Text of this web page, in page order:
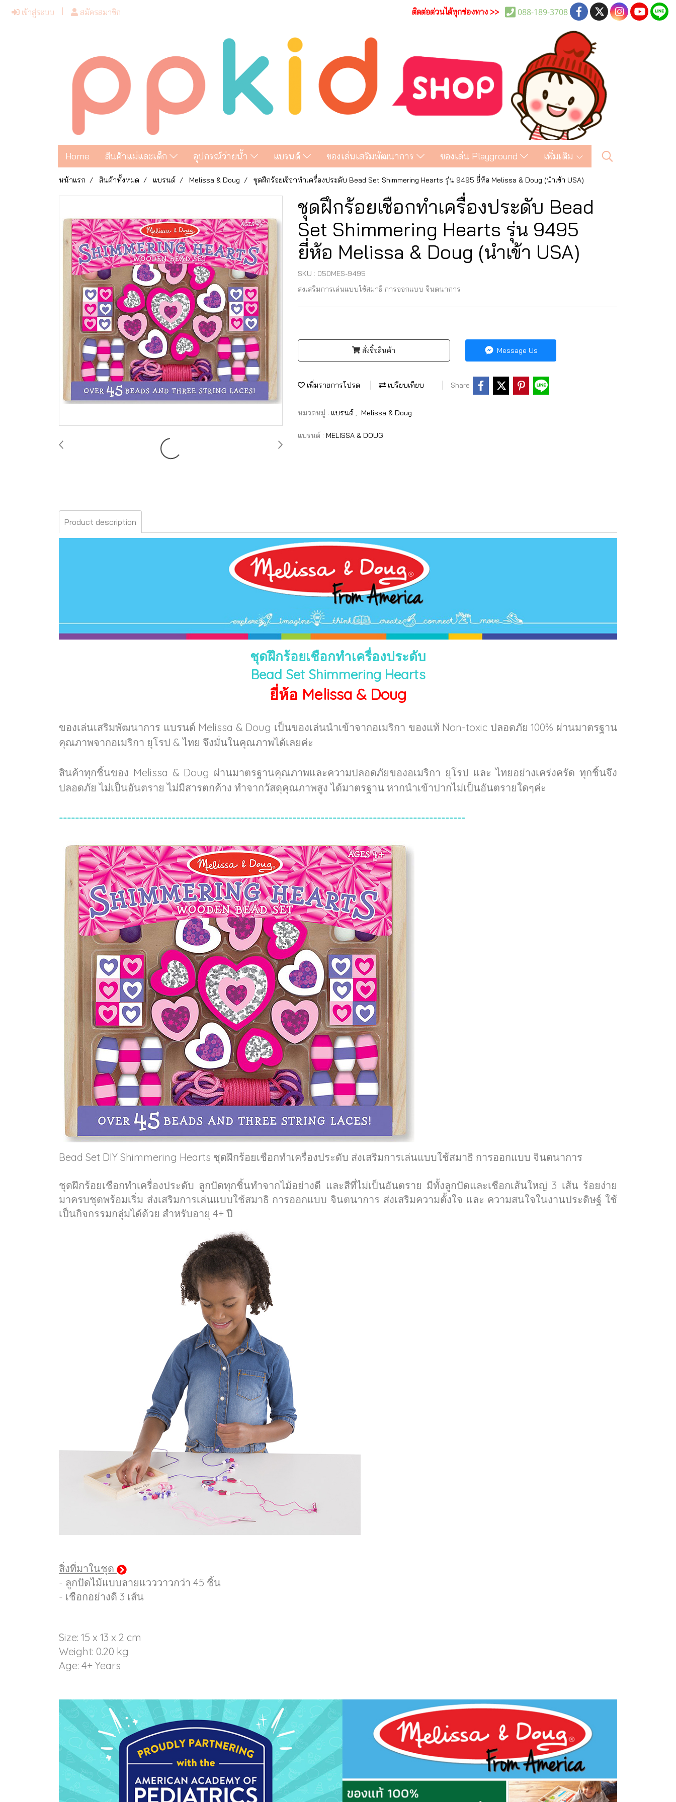
เข้าสู่ระบบ สมัครสมาชิก ติดต่อด่วนได้ทุกช่องทาง >> 088-189-3708
Home สินค้าแม่และเด็ก อุปกรณ์ว่ายน้ำ แบรนด์ ของเล่นเสริมพัฒนาการ ของเล่น Playground เพิ่มเติม
หน้าแรก สินค้าทั้งหมด แบรนด์ Melissa & Doug ชุดฝึกร้อยเชือกทำเครื่องประดับ Bead Set Shimmering Hearts รุ่น 9495 ยี่ห้อ Melissa & Doug (นำเข้า USA)
ชุดฝึกร้อยเชือกทำเครื่องประดับ Bead
Set Shimmering Hearts รุ่น 9495
ยี่ห้อ Melissa & Doug (นำเข้า USA)
SKU : 050MES-9495
ส่งเสริมการเล่นแบบใช้สมาธิ การออกแบบ จินตนาการ
สั่งซื้อสินค้า Message Us
เพิ่มรายการโปรด เปรียบเทียบ Share
หมวดหมู่ : แบรนด์ Melissa & Doug
แบรนด์ : MELISSA & DOUG
Product description
ชุดฝึกร้อยเชือกทำเครื่องประดับ
Bead Set Shimmering Hearts
ยี่ห้อ Melissa & Doug
ของเล่นเสริมพัฒนาการ แบรนด์ Melissa & Doug เป็นของเล่นนำเข้าจากอเมริกา ของแท้ Non-toxic ปลอดภัย 100% ผ่านมาตรฐาน
คุณภาพจากอเมริกา ยุโรป & ไทย จึงมั่นในคุณภาพได้เลยค่ะ
สินค้าทุกชิ้นของ Melissa & Doug ผ่านมาตรฐานคุณภาพและความปลอดภัยของอเมริกา ยุโรป และ ไทยอย่างเคร่งครัด ทุกชิ้นจึง
ปลอดภัย ไม่เป็นอันตราย ไม่มีสารตกค้าง ทำจากวัสดุคุณภาพสูง ได้มาตรฐาน หากนำเข้าปากไม่เป็นอันตรายใดๆค่ะ
-----------------------------------------------------------------------------------------------------
Bead Set DIY Shimmering Hearts ชุดฝึกร้อยเชือกทำเครื่องประดับ ส่งเสริมการเล่นแบบใช้สมาธิ การออกแบบ จินตนาการ
ชุดฝึกร้อยเชือกทำเครื่องประดับ ลูกปัดทุกชิ้นทำจากไม้อย่างดี และสีที่ไม่เป็นอันตราย มีทั้งลูกปัดและเชือกเส้นใหญ่ 3 เส้น ร้อยง่าย
มาครบชุดพร้อมเริ่ม ส่งเสริมการเล่นแบบใช้สมาธิ การออกแบบ จินตนาการ ส่งเสริมความตั้งใจ และ ความสนใจในงานประดิษฐ์ ใช้
เป็นกิจกรรมกลุ่มได้ด้วย สำหรับอายุ 4+ ปี
สิ่งที่มาในชุด
- ลูกปัดไม้แบบลายแวววาวกว่า 45 ชิ้น
- เชือกอย่างดี 3 เส้น
Size: 15 x 13 x 2 cm
Weight: 0.20 kg
Age: 4+ Years